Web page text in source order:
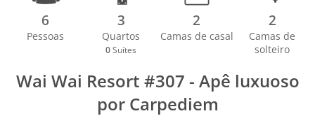
6
Pessoas
3
Quartos
0 Suítes
2
Camas de casal
2
Camas de
solteiro
Wai Wai Resort #307 - Apê luxuoso
por Carpediem